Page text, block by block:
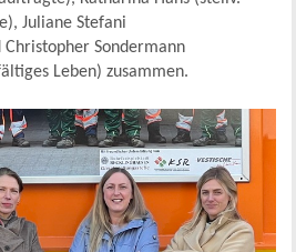
Juliane Stefani
Sondermann
Leben) zusammen.